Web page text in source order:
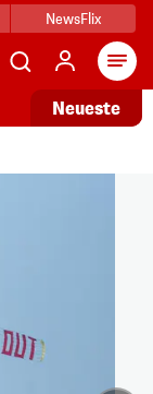
NewsFlix
Neueste